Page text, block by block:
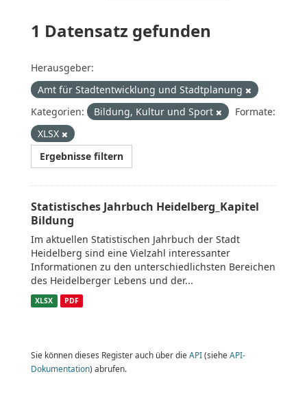
1 Datensatz gefunden
Herausgeber:
Amt für Stadtentwicklung und Stadtplanung
Kategorien:
Bildung, Kultur und Sport
Formate:
XLSX
Ergebnisse filtern
Statistisches Jahrbuch Heidelberg_Kapitel
Bildung
Im aktuellen Statistischen Jahrbuch der Stadt
Heidelberg sind eine Vielzahl interessanter
Informationen zu den unterschiedlichsten Bereichen
des Heidelberger Lebens und der...
XLSX PDF
Sie können dieses Register auch über die API(siehe API-
Dokumentation) abrufen.